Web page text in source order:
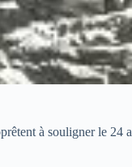
à souligner le